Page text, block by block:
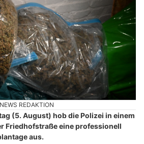
REDAKTION
(5. August) hob die Polizei in einem
Friedhofstraße eine professionell
aus.